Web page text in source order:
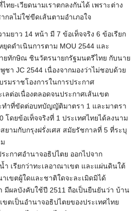
ทย-เวียดนามเราตกลงกันได้​ เพราะต่าง
กลไม่ใช่ขีดเส้นตามอำเภอใจ
มยาว​ 14 หน้า​ มี​ 7 ข้อเท็จจริง 6 ข้อเรียก
ดดำเนินการตาม MOU 2544 และ
ยทักษิณ​ ชินวัตรนายกรัฐมนตรีไทย​ กับนาย
า JC 2544​ เนื่องจากมองว่าไม่ชอบด้วย
มราชโองการในการประกาศ
ลต่อเนื่องตลอดจนประกาศเส้นเขต
ทำที่ขัดต่อบทบัญญัติมาตรา 1 และมาตรา
โดยข้อเท็จจริงที่ 1 ประเทศไทยได้ลงนาม
ามกับกรุงฝรั่งเศส สมัยรัชกาลที่ 5 ที่ระบุ
ะกาศอำนาจอธิปไตย ออกไปจาก
เรียกว่าทะเลอาณาเขต และแผ่นดินใต้
เขตผู้ใดและชาติใดจะละเมิดมิได้​
มีผลบังคับใช้ปี​ 2511 ถือเป็นยืนยัน​ว่า​ บ้าน
ตเป็นอำนาจอธิปไตยของประเทศไทย​